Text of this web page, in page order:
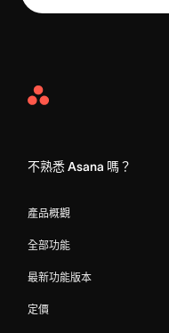
Asana
不熟悉 Asana 嗎？
產品概觀
全部功能
最新功能版本
定價